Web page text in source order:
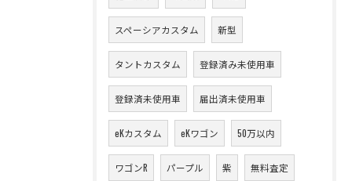
スペーシアカスタム 新型
タントカスタム 登録済み未使用車
登録済未使用車 届出済未使用車
eKカスタム eKワゴン 50万以内
ワゴンR パープル 紫 無料査定